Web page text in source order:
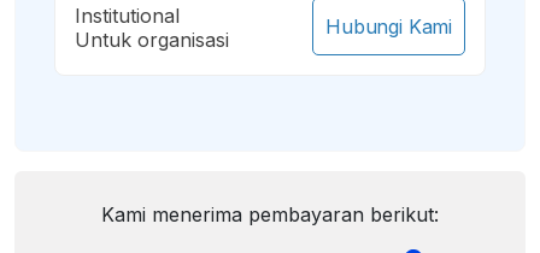
Institutional
Untuk organisasi
Hubungi Kami
Kami menerima pembayaran berikut: